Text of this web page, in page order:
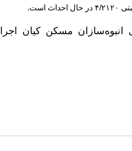
تعاونی انبوه‌سازان مسکن کیان اجرا